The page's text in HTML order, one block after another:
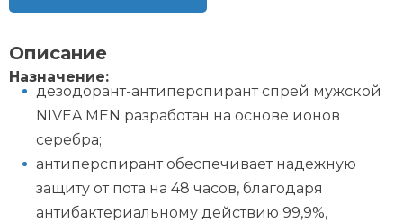
Описание
Назначение:
дезодорант-антиперспирант спрей мужской
NIVEA MEN разработан на основе ионов
серебра;
антиперспирант обеспечивает надежную
защиту от пота на 48 часов, благодаря
антибактериальному действию 99,9%,